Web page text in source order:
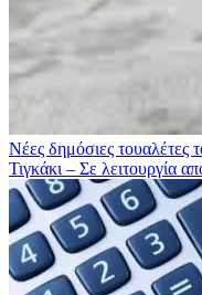
Νέες δημόσιες τουαλέτες
Τιγκάκι – Σε λειτουργία